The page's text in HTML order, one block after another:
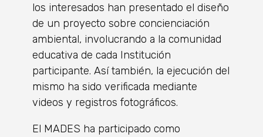
los interesados han presentado el diseño
de un proyecto sobre concienciación
ambiental, involucrando a la comunidad
educativa de cada Institución
participante. Así también, la ejecución del
mismo ha sido verificada mediante
videos y registros fotográficos.
El MADES ha participado como